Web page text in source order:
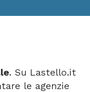
. Su Lastello.it
le agenzie